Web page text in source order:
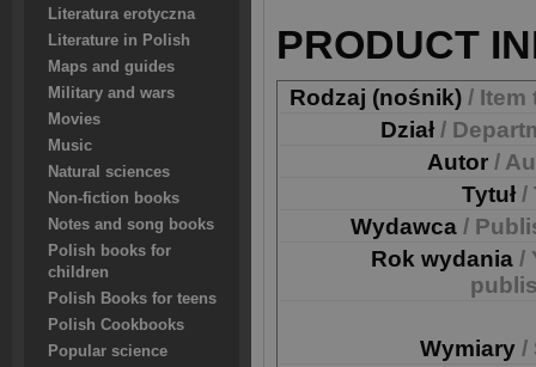
Literatura erotyczna
Literature in Polish
Maps and guides
Military and wars
Movies
Music
Natural sciences
Non-fiction books
Notes and song books
Polish books for
children
Polish Books for teens
Polish Cookbooks
Popular science
PRODUCT
Rodzaj (nośnik) / Item
Dział /
Autor /
Tytuł /
Wydawca /
Rok wydania /
Wymiary /